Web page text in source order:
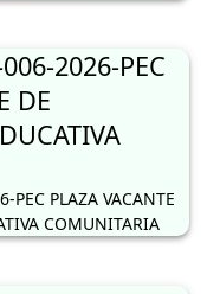
2026-PEC
DE
PLAZA VACANTE
COMUNITARIA